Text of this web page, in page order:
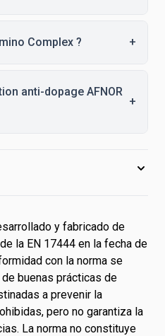
Complex ? +
anti-dopage AFNOR
+
y fabricado de
la EN 17444 en la fecha de
con la norma se
buenas prácticas de
a prevenir la
pero no garantiza la
La norma no constituye